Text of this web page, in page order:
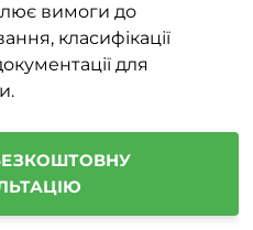
вимоги до
класифікації
для